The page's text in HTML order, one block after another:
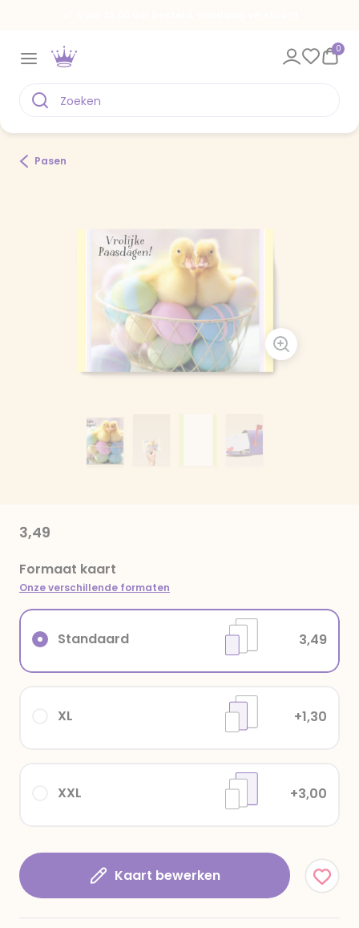
0
Pasen
3,49
Formaat kaart
Onze verschillende formaten
XXL +3,00
XL +1,30
Standaard 3,49
Kaart bewerken